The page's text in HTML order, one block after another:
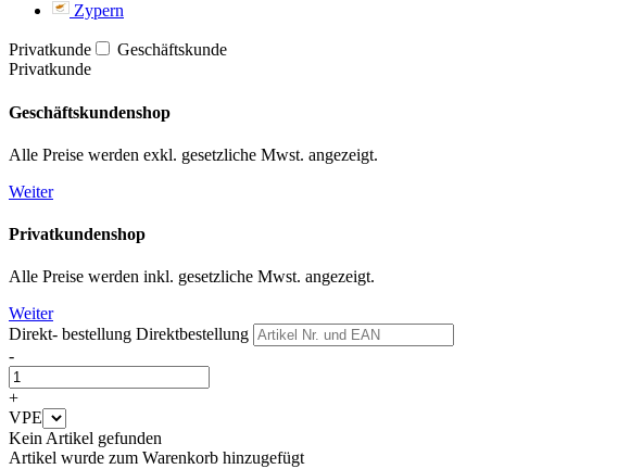
Zypern
Privatkunde
Geschäftskunde
Privatkunde
Geschäftskundenshop
Alle Preise werden exkl. gesetzliche Mwst. angezeigt.
Weiter
Privatkundenshop
Alle Preise werden inkl. gesetzliche Mwst. angezeigt.
Weiter
Direkt- bestellung Direktbestellung
-
+
VPE
Kein Artikel gefunden
Artikel wurde zum Warenkorb hinzugefügt